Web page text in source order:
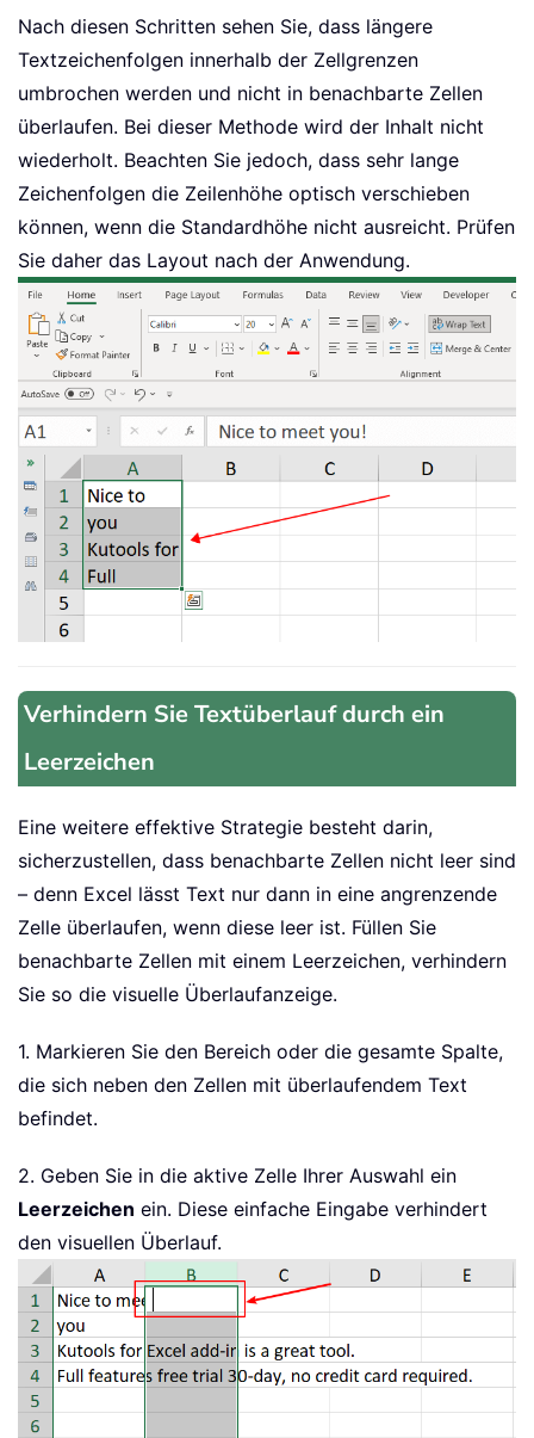
Nach diesen Schritten sehen Sie, dass längere
Textzeichenfolgen innerhalb der Zellgrenzen
umbrochen werden und nicht in benachbarte Zellen
überlaufen. Bei dieser Methode wird der Inhalt nicht
wiederholt. Beachten Sie jedoch, dass sehr lange
Zeichenfolgen die Zeilenhöhe optisch verschieben
können, wenn die Standardhöhe nicht ausreicht. Prüfen
Sie daher das Layout nach der Anwendung.
Verhindern Sie Textüberlauf durch ein
Leerzeichen
Eine weitere effektive Strategie besteht darin,
sicherzustellen, dass benachbarte Zellen nicht leer sind
– denn Excel lässt Text nur dann in eine angrenzende
Zelle überlaufen, wenn diese leer ist. Füllen Sie
benachbarte Zellen mit einem Leerzeichen, verhindern
Sie so die visuelle Überlaufanzeige.
1. Markieren Sie den Bereich oder die gesamte Spalte,
die sich neben den Zellen mit überlaufendem Text
befindet.
2. Geben Sie in die aktive Zelle Ihrer Auswahl ein
Leerzeichen ein. Diese einfache Eingabe verhindert
den visuellen Überlauf.